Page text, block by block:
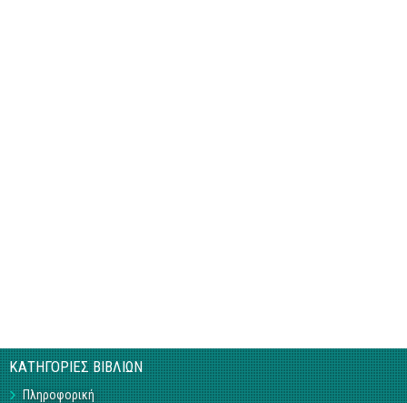
ΚΑΤΗΓΟΡΙΕΣ ΒΙΒΛΙΩΝ
Πληροφορική